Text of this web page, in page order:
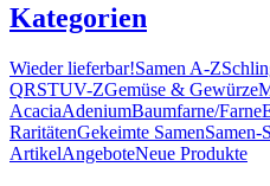
Kategorien
Wieder lieferbar!Samen A-Z
QRSTUV-ZGemüse & Gewürze
AcaciaAdeniumBaumfarne/Farne
RaritätenGekeimte SamenSamen-
ArtikelAngeboteNeue Produkte